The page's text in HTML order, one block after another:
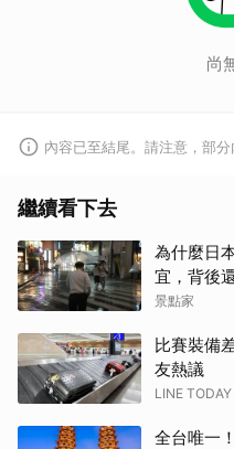
尚
內容已至結尾。請注意，部分
繼續看下去
為什麼日
宜，背後
景點家
比賽裝備
友熱議
LINE
全台唯一